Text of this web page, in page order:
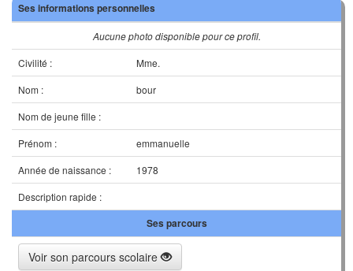
Ses informations personnelles
Aucune photo disponible pour ce profil.
Civilité :
Mme.
Nom :
bour
Nom de jeune fille :
Prénom :
emmanuelle
Année de naissance :
1978
Description rapide :
Ses parcours
Voir son parcours scolaire